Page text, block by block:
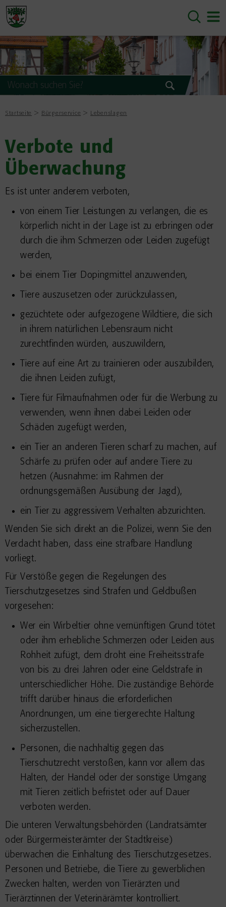
Startseite Bürgerservice Lebenslagen
Verbote und
Überwachung
Es ist unter anderem verboten,
von einem Tier Leistungen zu verlangen, die es
körperlich nicht in der Lage ist zu erbringen oder
durch die ihm Schmerzen oder Leiden zugefügt
werden,
bei einem Tier Dopingmittel anzuwenden,
Tiere auszusetzen oder zurückzulassen,
gezüchtete oder aufgezogene Wildtiere, die sich
in ihrem natürlichen Lebensraum nicht
zurechtfinden würden, auszuwildern,
Tiere auf eine Art zu trainieren oder auszubilden,
die ihnen Leiden zufügt,
Tiere für Filmaufnahmen oder für die Werbung zu
verwenden, wenn ihnen dabei Leiden oder
Schäden zugefügt werden,
ein Tier an anderen Tieren scharf zu machen, auf
Schärfe zu prüfen oder auf andere Tiere zu
hetzen (Ausnahme: im Rahmen der
ordnungsgemäßen Ausübung der Jagd),
ein Tier zu aggressivem Verhalten abzurichten.
Wenden Sie sich direkt an die Polizei, wenn Sie den
Verdacht haben, dass eine strafbare Handlung
vorliegt.
Für Verstöße gegen die Regelungen des
Tierschutzgesetzes sind Strafen und Geldbußen
vorgesehen:
Wer ein Wirbeltier ohne vernünftigen Grund tötet
oder ihm erhebliche Schmerzen oder Leiden aus
Rohheit zufügt, dem droht eine Freiheitsstrafe
von bis zu drei Jahren oder eine Geldstrafe in
unterschiedlicher Höhe. Die zuständige Behörde
trifft darüber hinaus die erforderlichen
Anordnungen, um eine tiergerechte Haltung
sicherzustellen.
Personen, die nachhaltig gegen das
Tierschutzrecht verstoßen, kann vor allem das
Halten, der Handel oder der sonstige Umgang
mit Tieren zeitlich befristet oder auf Dauer
verboten werden.
Die unteren Verwaltungsbehörden (Landratsämter
oder Bürgermeisterämter der Stadtkreise)
überwachen die Einhaltung des Tierschutzgesetzes.
Personen und Betriebe, die Tiere zu gewerblichen
Zwecken halten, werden von Tierärzten und
Tierärztinnen der Veterinärämter kontrolliert.